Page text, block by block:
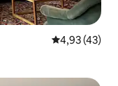
Note
4,93 (43)